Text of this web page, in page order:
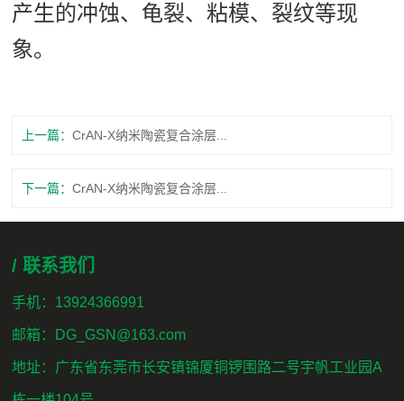
产生的冲蚀、龟裂、粘模、裂纹等现
象。
上一篇：CrAN-X纳米陶瓷复合涂层...
下一篇：CrAN-X纳米陶瓷复合涂层...
/ 联系我们
手机：13924366991
邮箱：DG_GSN@163.com
地址：广东省东莞市长安镇锦厦铜锣围路二号宇帆工业园A